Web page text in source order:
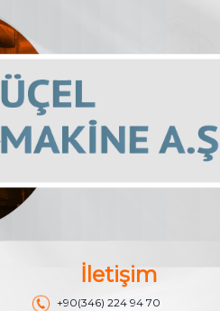
İletişim
+90(346) 224 94 70